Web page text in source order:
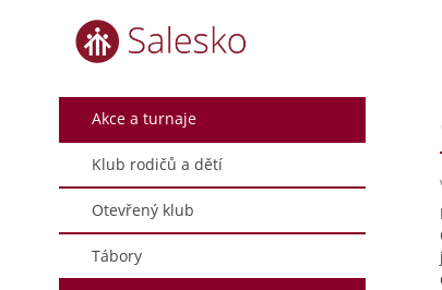
Akce a turnaje
Klub rodičů a dětí
Otevřený klub
Tábory